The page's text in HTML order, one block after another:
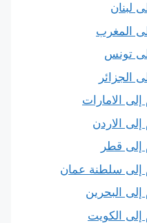
لبنان
المغرب
تونس
الجزائر
الامارات
الاردن
إلى قطر
إلى سلطنة عمان
البحرين
الكويت